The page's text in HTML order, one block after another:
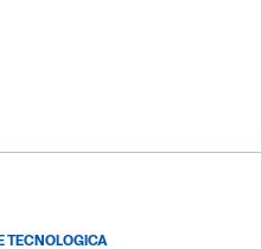
TECNOLOGICA